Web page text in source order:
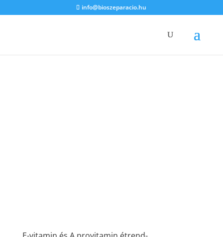
info@bioszeparacio.hu